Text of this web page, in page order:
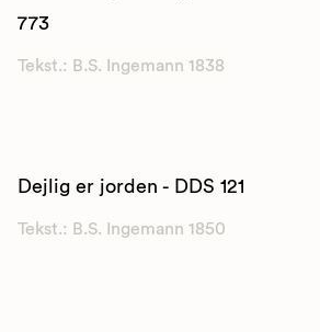
773
Tekst.: B.S. Ingemann 1838
Dejlig er jorden - DDS 121
Tekst.: B.S. Ingemann 1850